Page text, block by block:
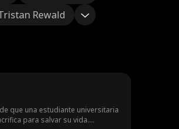
Rewald
que una estudiante universitaria
para salvar su vida.